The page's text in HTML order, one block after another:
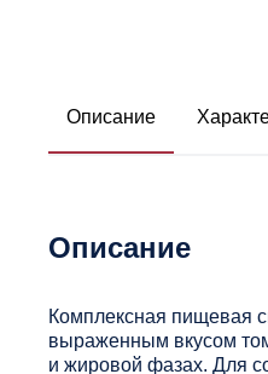
Описание
Описание
Комплексная пищевая
выраженным вкусом
и жировой фазах. Для